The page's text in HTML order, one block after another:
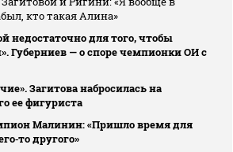
кто такая Алина»
недостаточно для того, чтобы
Губерниев — о споре чемпионки ОИ с
Загитова набросилась на
ее фигуриста
Малинин: «Пришло время для
другого»